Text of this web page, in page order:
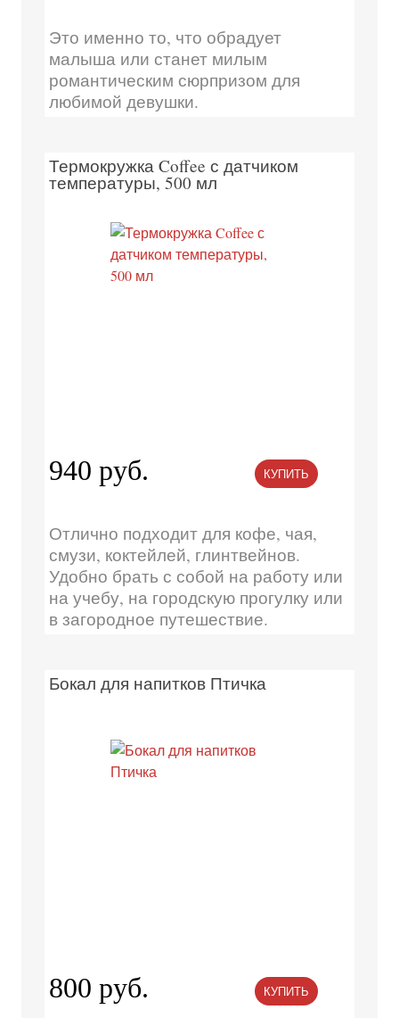
Это именно то, что обрадует
малыша или станет милым
романтическим сюрпризом для
любимой девушки.
Термокружка Coffee с датчиком
температуры, 500 мл
940 руб. КУПИТЬ
Отлично подходит для кофе, чая,
смузи, коктейлей, глинтвейнов.
Удобно брать с собой на работу или
на учебу, на городскую прогулку или
в загородное путешествие.
Бокал для напитков Птичка
800 руб. КУПИТЬ